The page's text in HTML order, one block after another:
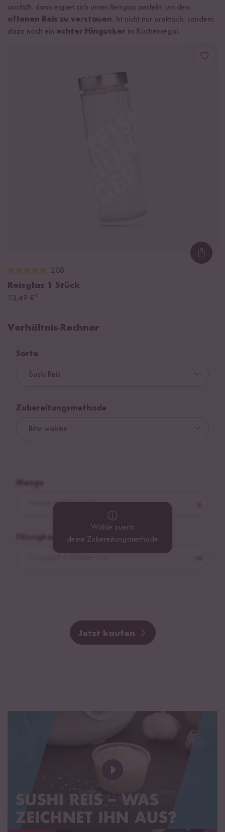
208
Reisglas 1 Stück
13,49 € ¹
ausfällt, dann eignet sich unser Reisglas perfekt, um den
offenen Reis zu verstauen. Ist nicht nur praktisch, sondern
dazu noch ein echter Hingucker im Küchenregal.
Verhältnis-Rechner
Sorte
Zubereitungsmethode
Wähle zuerst
deine Zubereitungsmethode
Jetzt kaufen